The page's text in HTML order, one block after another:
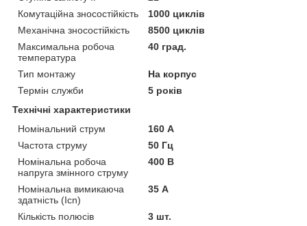
Комутаційна зносостійкість
1000 циклів
Механічна зносостійкість
8500 циклів
Максимальна робоча
температура
40 град.
Тип монтажу
На корпус
Термін служби
5 років
Технічні характеристики
Номінальний струм
160 А
Частота струму
50 Гц
Номінальна робоча
напруга змінного струму
400 В
Номінальна вимикаюча
здатність (Icn)
35 А
Кількість полюсів
3 шт.